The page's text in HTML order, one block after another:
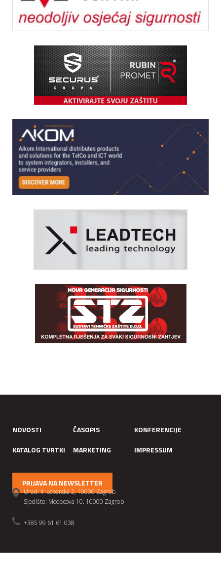
NOVOSTI ČASOPIS
KONFERENCIJE
KATALOG TVRTKI
MARKETING IMPRESSUM
PRIJAVA NA NEWSLETTER
Ured: II. Loparska 2, 10000 Zagreb
Sjedište: Modecova 10. 10000 Zagreb
+385 99 61 61 038